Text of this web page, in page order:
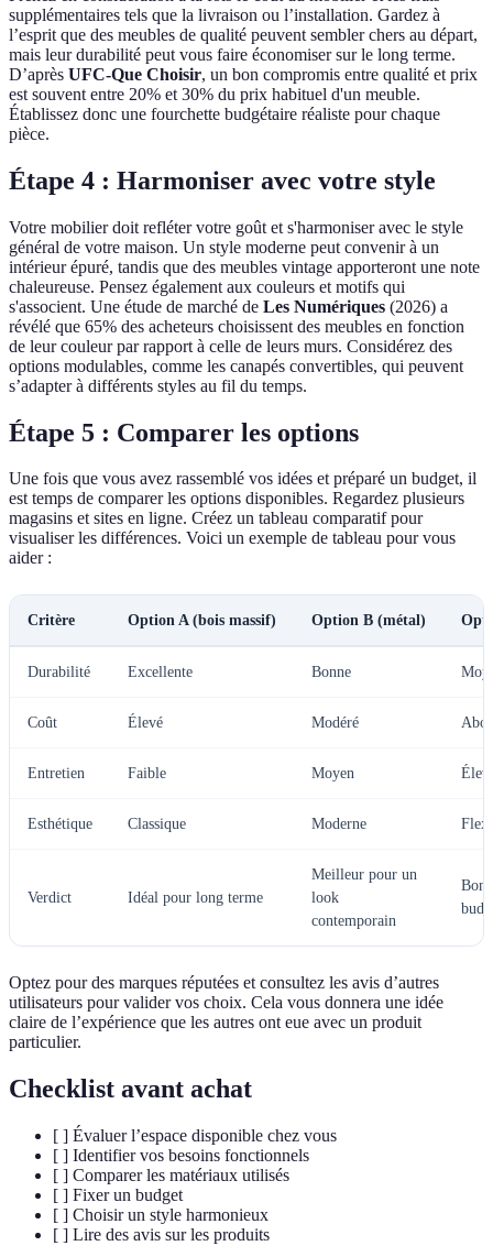
supplémentaires tels que la livraison ou l’installation. Gardez à
l’esprit que des meubles de qualité peuvent sembler chers au départ,
mais leur durabilité peut vous faire économiser sur le long terme.
D’après UFC-Que Choisir, un bon compromis entre qualité et prix
est souvent entre 20% et 30% du prix habituel d'un meuble.
Établissez donc une fourchette budgétaire réaliste pour chaque
pièce.
Étape 4 : Harmoniser avec votre style
Votre mobilier doit refléter votre goût et s'harmoniser avec le style
général de votre maison. Un style moderne peut convenir à un
intérieur épuré, tandis que des meubles vintage apporteront une note
chaleureuse. Pensez également aux couleurs et motifs qui
s'associent. Une étude de marché de Les Numériques (2026) a
révélé que 65% des acheteurs choisissent des meubles en fonction
de leur couleur par rapport à celle de leurs murs. Considérez des
options modulables, comme les canapés convertibles, qui peuvent
s’adapter à différents styles au fil du temps.
Étape 5 : Comparer les options
Une fois que vous avez rassemblé vos idées et préparé un budget, il
est temps de comparer les options disponibles. Regardez plusieurs
magasins et sites en ligne. Créez un tableau comparatif pour
visualiser les différences. Voici un exemple de tableau pour vous
aider :
Critère Option A (bois massif) Option B (métal)
Durabilité Excellente Bonne
Coût Élevé Modéré
Entretien Faible Moyen
Esthétique Classique Moderne
Verdict Idéal pour long terme
Meilleur pour un
look
contemporain
Bon
Optez pour des marques réputées et consultez les avis d’autres
utilisateurs pour valider vos choix. Cela vous donnera une idée
claire de l’expérience que les autres ont eue avec un produit
particulier.
Checklist avant achat
[ ] Évaluer l’espace disponible chez vous
[ ] Identifier vos besoins fonctionnels
[ ] Comparer les matériaux utilisés
[ ] Fixer un budget
[ ] Choisir un style harmonieux
[ ] Lire des avis sur les produits